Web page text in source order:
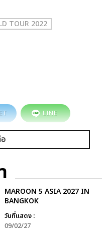
TOUR 2022
LINE
MAROON 5 ASIA 2027 IN
BANGKOK
วันที่แสดง :
09/02/27